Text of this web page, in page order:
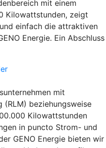
mit einem
Kilowattstunden, zeigt
einfach die attraktiven
Energie. Ein Abschluss
mit
(RLM) beziehungsweise
Kilowattstunden
in puncto Strom- und
GENO Energie bieten wir